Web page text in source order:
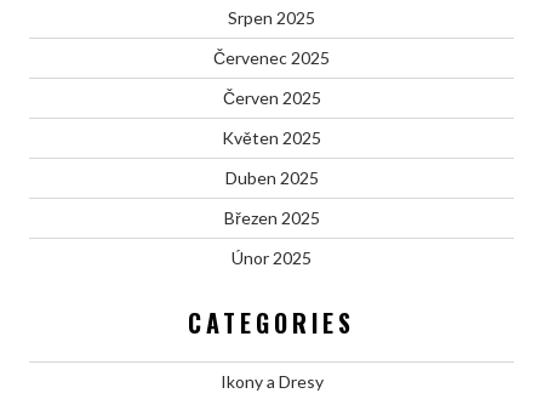
Srpen 2025
Červenec 2025
Červen 2025
Květen 2025
Duben 2025
Březen 2025
Únor 2025
CATEGORIES
Ikony a Dresy